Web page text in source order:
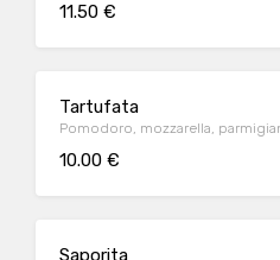
11.50 €
Tartufata
Pomodoro, mozzarella,
10.00 €
Saporita